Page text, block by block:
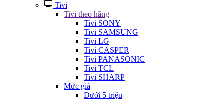
Tivi
Tivi theo hãng
Tivi SONY
Tivi SAMSUNG
Tivi LG
Tivi CASPER
Tivi PANASONIC
Tivi TCL
Tivi SHARP
Mức giá
Dưới 5 triệu